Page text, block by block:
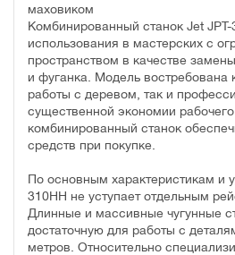
маховиком
Комбинированный станок Jet
использования в мастерских с
пространством в качестве
и фуганка. Модель востребована
работы с деревом, так и
существенной экономии
комбинированный станок
средств при покупке.
По основным характеристикам и
310HH не уступает отдельным
Длинные и массивные чугунные
достаточную для работы с
метров. Относительно